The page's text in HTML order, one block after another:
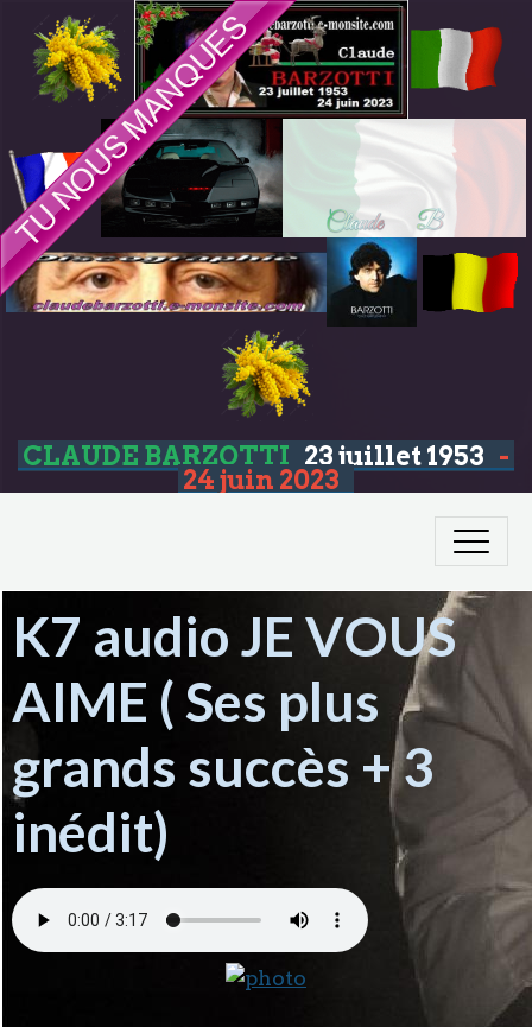
CLAUDE BARZOTTI 23 juillet 1953 -
24 juin 2023
K7 audio JE VOUS
AIME ( Ses plus
grands succès + 3
inédit)